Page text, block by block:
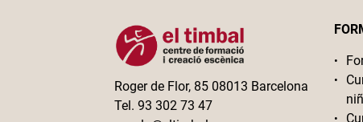
Roger de Flor, 85 08013 Barcelona
Tel. 93 302 73 47